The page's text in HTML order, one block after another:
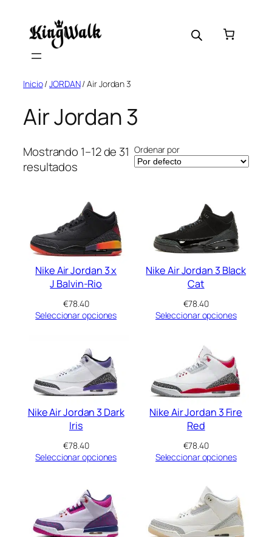
contenido
Inicio/JORDAN/ Air Jordan 3
Air Jordan 3
Mostrando 1–12 de 31
resultados
Ordenar por
Nike Air Jordan 3 x
J Balvin-Rio
€78.40
Seleccionar opciones
Nike Air Jordan 3 Black
Cat
€78.40
Seleccionar opciones
Nike Air Jordan 3 Dark
Iris
€78.40
Seleccionar opciones
Nike Air Jordan 3 Fire
Red
€78.40
Seleccionar opciones